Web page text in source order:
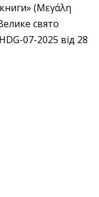
(Μεγάλη
свято
07-2025 від 28